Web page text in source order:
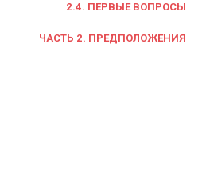
2.4. ПЕРВЫЕ ВОПРОСЫ
ЧАСТЬ 2. ПРЕДПОЛОЖЕНИЯ